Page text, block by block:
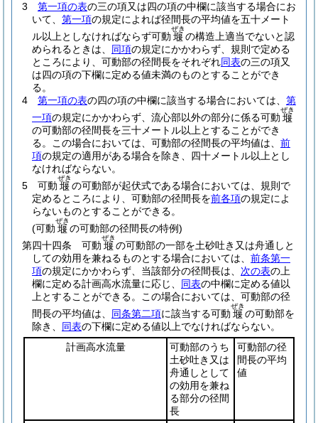
3
第一項の表の三の項又は四の項の中欄に該当する場合にお
いて、 第一項の規定によれば径間長の平均値を五十メート
ル以上としなければならず可動 堰
ぜき
の構造上適当でないと認
められるときは、 同項の規定にかかわらず、規則で定める
ところにより、可動部の径間長をそれぞれ同表の三の項又
は四の項の下欄に定める値未満のものとすることができ
る。
4
第一項の表の四の項の中欄に該当する場合においては、 第
一項の規定にかかわらず、流心部以外の部分に係る可動 堰
ぜき
の可動部の径間長を三十メートル以上とすることができ
る。
この場合においては、可動部の径間長の平均値は、 前
項の規定の適用がある場合を除き、四十メートル以上とし
なければならない。
5
可動 堰
ぜき
の可動部が起伏式である場合においては、規則で
定めるところにより、可動部の径間長を前各項の規定によ
らないものとすることができる。
(可動 堰
ぜき
の可動部の径間長の特例)
第四十四条
可動 堰
ぜき
の可動部の一部を土砂吐き又は舟通しと
しての効用を兼ねるものとする場合においては、 前条第一
項の規定にかかわらず、当該部分の径間長は、 次の表の上
欄に定める計画高水流量に応じ、 同表の中欄に定める値以
上とすることができる。
この場合においては、可動部の径
間長の平均値は、 同条第二項に該当する可動 堰
ぜき
の可動部を
除き、 同表の下欄に定める値以上でなければならない。
計画高水流量
可動部のうち
土砂吐き又は
舟通しとして
の効用を兼ね
る部分の径間
長
可動部の径
間長の平均
値